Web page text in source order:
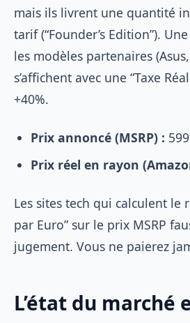
mais ils livrent une quantité
tarif (“Founder’s Edition”).
les modèles partenaires
s’affichent avec une “Taxe
+40%.
Prix annoncé (MSRP) :
Prix réel en rayon
Les sites tech qui calculent le
par Euro” sur le prix MSRP
jugement. Vous ne paierez
L’état du marché